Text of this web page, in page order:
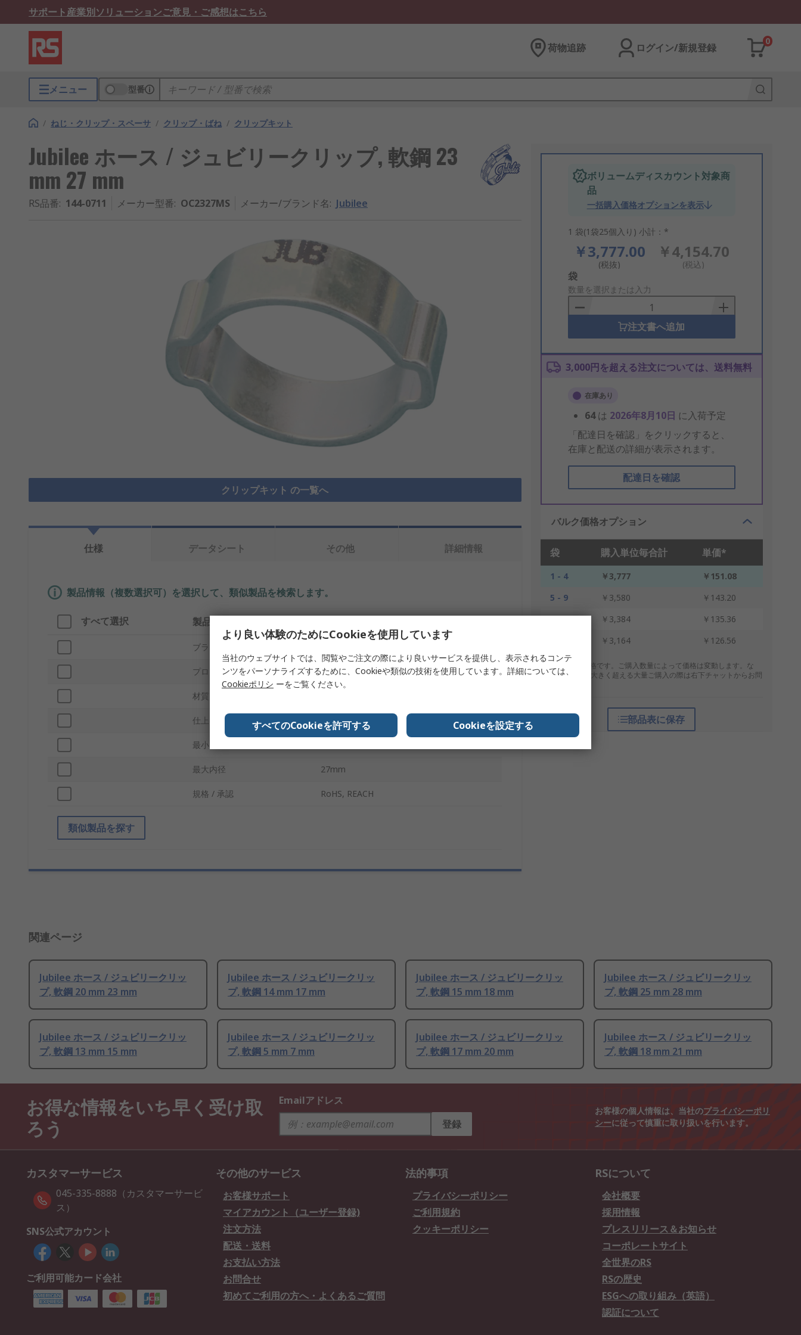
サポート産業別ソリューションご意見・ご感想はこちら
荷物追跡 ログイン/新規登録
0
メニュー 型番
/ ねじ・クリップ・スペーサ / クリップ・ばね / クリップキット
Jubilee ホース / ジュビリークリップ, 軟鋼 23
mm 27 mm
RS品番: 144-0711 メーカー型番: OC2327MS メーカー/ブランド名: Jubilee
クリップキット の一覧へ
ボリュームディスカウント対象商
品
一括購入価格オプションを表示
1 袋(1袋25個入り) 小計：*
￥3,777.00
(税抜)
￥4,154.70
(税込)
Add
to
Basket
袋
数量を選択または入力
注文書へ追加
3,000円を超える注文については、送料無料
在庫あり
64は 2026年8月10日 に入荷予定
「配達日を確認」をクリックすると、
在庫と配送の詳細が表示されます。
配達日を確認
バルク価格オプション
袋 購入単位毎合計 単価*
1 - 4 ￥3,777
￥151.08
5 - 9
￥3,580
￥143.20
10 - 29
￥3,384
￥135.36
￥3,164 ￥126.56
* 表示は参考価格です。ご購入数量によって価格は変動します。な
お、上記数量を大きく超える大量ご購入の際は右下チャットからお問
部品表に保存
仕様 データシート その他 詳細情報
製品情報（複数選択可）を選択して、類似製品を検索します。
すべて選択 製品情報
ブランド
プロダクトタイプ ホース / ジュビリークリップ
材質
仕上げ 亜鉛めっき
最小内径
最大内径 27mm
規格 / 承認 RoHS, REACH
類似製品を探す
関連ページ
Jubilee ホース / ジュビリークリッ
プ, 軟鋼 20 mm 23 mm
Jubilee ホース / ジュビリークリッ
プ, 軟鋼 14 mm 17 mm
Jubilee ホース / ジュビリークリッ
プ, 軟鋼 15 mm 18 mm
Jubilee ホース / ジュビリークリッ
プ, 軟鋼 25 mm 28 mm
Jubilee ホース / ジュビリークリッ
プ, 軟鋼 13 mm 15 mm
Jubilee ホース / ジュビリークリッ
プ, 軟鋼 5 mm 7 mm
Jubilee ホース / ジュビリークリッ
プ, 軟鋼 17 mm 20 mm
Jubilee ホース / ジュビリークリッ
プ, 軟鋼 18 mm 21 mm
お得な情報をいち早く受け取
ろう
Emailアドレス
登録
お客様の個人情報は、当社のプライバシーポリ
シーに従って慎重に取り扱いを行います。
カスタマーサービス
045-335-8888（カスタマーサービ
ス）
SNS公式アカウント
ご利用可能カード会社
その他のサービス
お客様サポート
マイアカウント（ユーザー登録)
注文方法
配送・送料
お支払い方法
お問合せ
初めてご利用の方へ・よくあるご質問
法的事項
プライバシーポリシー
ご利用規約
クッキーポリシー
RSについて
会社概要
採用情報
プレスリリース＆お知らせ
コーポレートサイト
全世界のRS
RSの歴史
ESGへの取り組み（英語）
認証について
より良い体験のためにCookieを使用しています
当社のウェブサイトでは、閲覧やご注文の際により良いサービスを提供し、表示されるコンテ
ンツをパーソナライズするために、Cookieや類似の技術を使用しています。詳細については、
Cookieポリシ ーをご覧ください。
すべてのCookieを許可する Cookieを設定する